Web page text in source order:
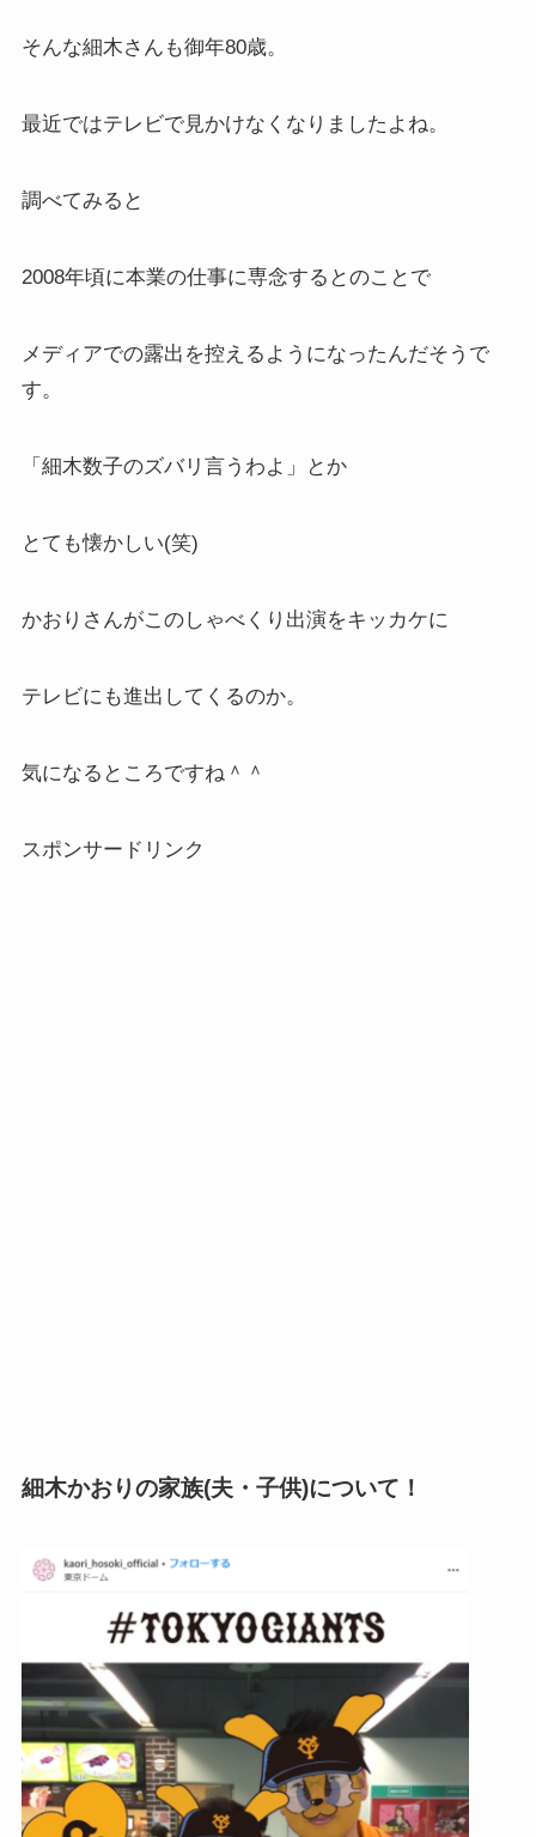
そんな細木さんも御年80歳。
最近ではテレビで見かけなくなりましたよね。
調べてみると
2008年頃に本業の仕事に専念するとのことで
メディアでの露出を控えるようになったんだそうで
す。
「細木数子のズバリ言うわよ」とか
とても懐かしい(笑)
かおりさんがこのしゃべくり出演をキッカケに
テレビにも進出してくるのか。
気になるところですね＾＾
スポンサードリンク
細木かおりの家族(夫・子供)について！